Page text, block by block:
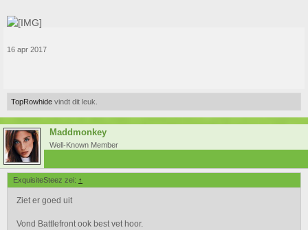
16 apr 2017
TopRowhide vindt dit leuk.
Maddmonkey
Well-Known Member
ExquisiteSteez zei: ↑
Ziet er goed uit
Vond Battlefront ook best vet hoor.